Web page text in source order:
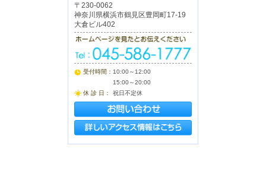
〒230-0062
神奈川県横浜市鶴見区豊岡町17-19
大倉ビル402
受付時間： 10:00～12:00
15:00～20:00
休 診 日：
祝日不定休